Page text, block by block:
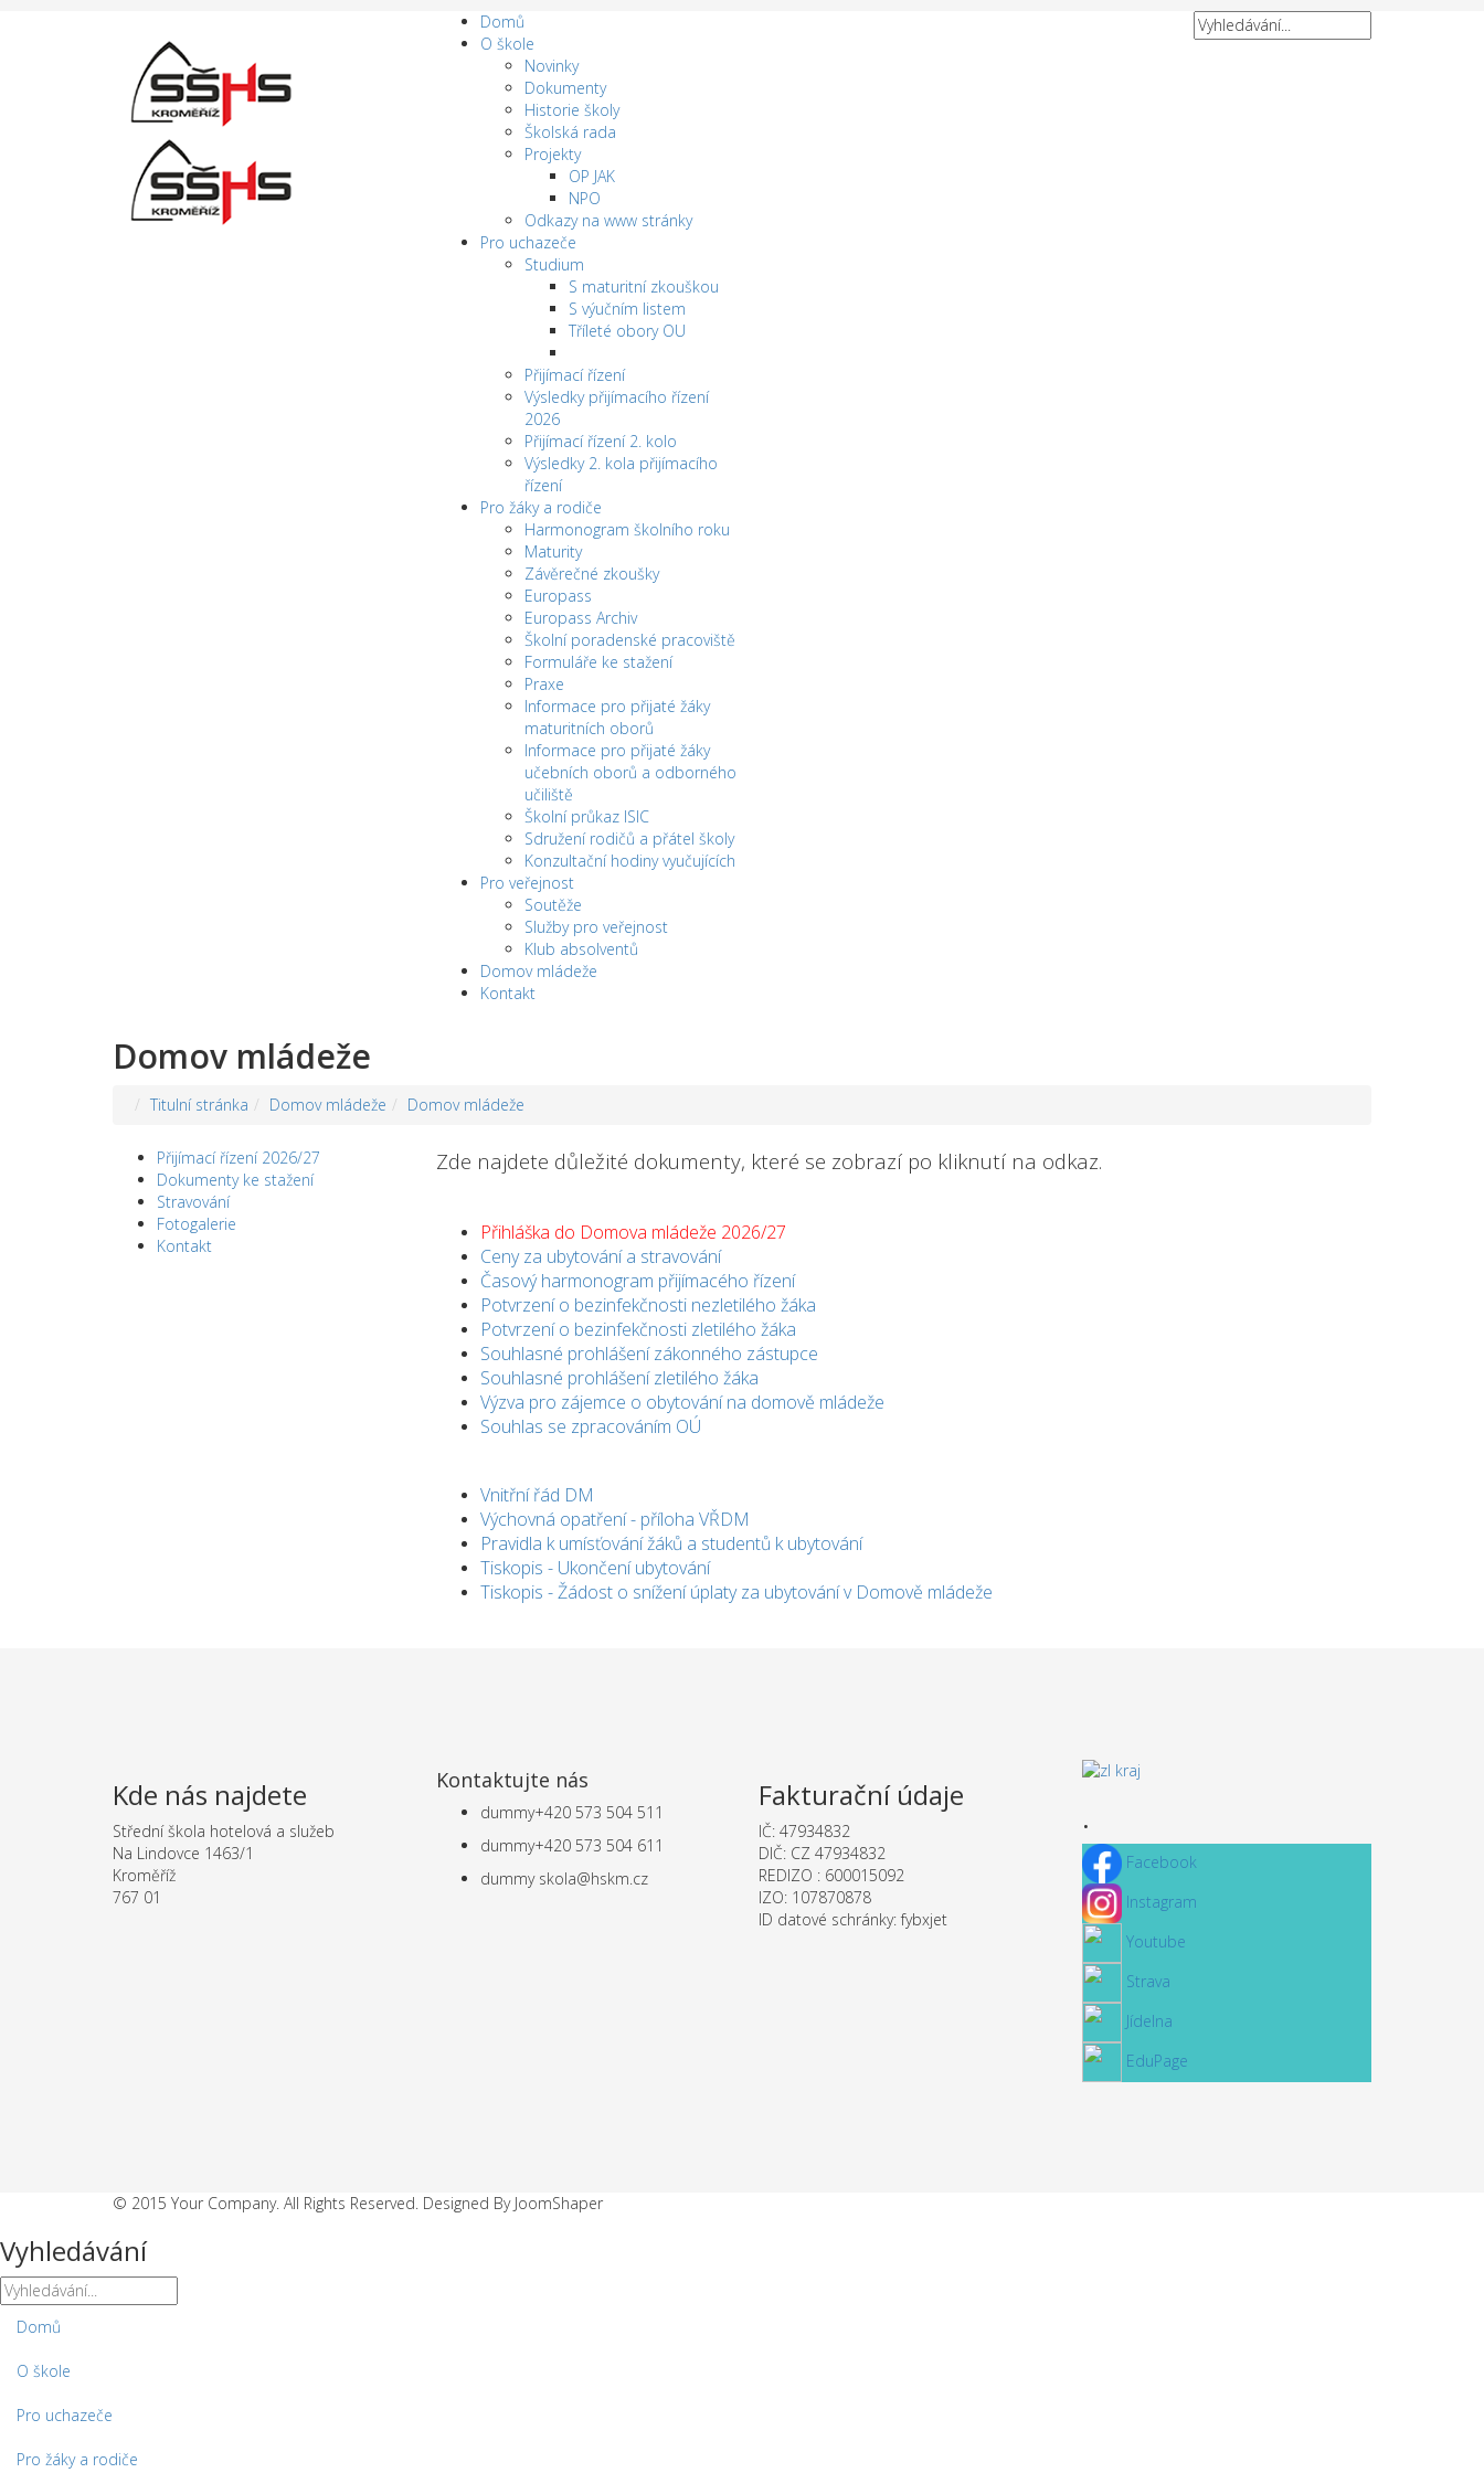
Domů
O škole
Novinky
Dokumenty
Historie školy
Školská rada
Projekty
OP JAK
NPO
Odkazy na www stránky
Pro uchazeče
Studium
S maturitní zkouškou
S výučním listem
Tříleté obory OU
Přijímací řízení
Výsledky přijímacího řízení
2026
Přijímací řízení 2. kolo
Výsledky 2. kola přijímacího
řízení
Pro žáky a rodiče
Harmonogram školního roku
Maturity
Závěrečné zkoušky
Europass
Europass Archiv
Školní poradenské pracoviště
Formuláře ke stažení
Praxe
Informace pro přijaté žáky
maturitních oborů
Informace pro přijaté žáky
učebních oborů a odborného
učiliště
Školní průkaz ISIC
Sdružení rodičů a přátel školy
Konzultační hodiny vyučujících
Pro veřejnost
Soutěže
Služby pro veřejnost
Klub absolventů
Domov mládeže
Kontakt
Domov mládeže
Titulní stránka Domov mládeže Domov mládeže
Přijímací řízení 2026/27
Dokumenty ke stažení
Stravování
Fotogalerie
Kontakt
Zde najdete důležité dokumenty, které se zobrazí po kliknutí na odkaz.
Přihláška do Domova mládeže 2026/27
Ceny za ubytování a stravování
Časový harmonogram přijímacého řízení
Potvrzení o bezinfekčnosti nezletilého žáka
Potvrzení o bezinfekčnosti zletilého žáka
Souhlasné prohlášení zákonného zástupce
Souhlasné prohlášení zletilého žáka
Výzva pro zájemce o obytování na domově mládeže
Souhlas se zpracováním OÚ
Vnitřní řád DM
Výchovná opatření - příloha VŘDM
Pravidla k umísťování žáků a studentů k ubytování
Tiskopis - Ukončení ubytování
Tiskopis - Žádost o snížení úplaty za ubytování v Domově mládeže
Kde nás najdete
Střední škola hotelová a služeb
Na Lindovce 1463/1
Kroměříž
767 01
Kontaktujte nás
dummy+420 573 504 511
dummy+420 573 504 611
dummyskola@hskm.cz
Fakturační údaje
IČ: 47934832
DIČ: CZ 47934832
REDIZO : 600015092
IZO: 107870878
ID datové schránky: fybxjet
.
Facebook
Instagram
Youtube
Strava
Jídelna
EduPage
© 2015 Your Company. All Rights Reserved. Designed By JoomShaper
Vyhledávání
Domů
O škole
Pro uchazeče
Pro žáky a rodiče